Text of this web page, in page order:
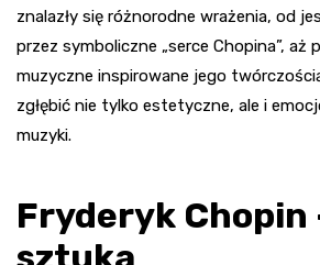
znalazły się różnorodne wrażenia, od
przez symboliczne „serce Chopina”, aż
muzyczne inspirowane jego
zgłębić nie tylko estetyczne, ale i
muzyki.
Fryderyk Chopin